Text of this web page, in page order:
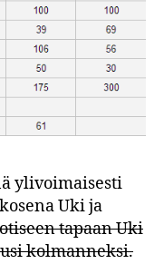
ylivoimaisesti
Uki ja
tapaan Uki
kolmanneksi.